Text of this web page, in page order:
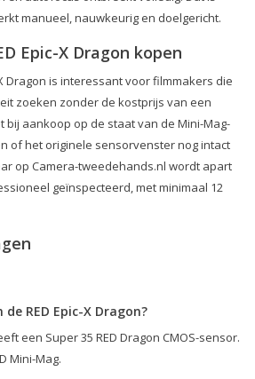
manueel, nauwkeurig en doelgericht.
Epic-X Dragon kopen
Dragon is interessant voor filmmakers die
zoeken zonder de kostprijs van een
bij aankoop op de staat van de Mini-Mag-
of het originele sensorvenster nog intact
op Camera-tweedehands.nl wordt apart
geïnspecteerd, met minimaal 12
RED Epic-X Dragon?
een Super 35 RED Dragon CMOS-sensor.
Mini-Mag.